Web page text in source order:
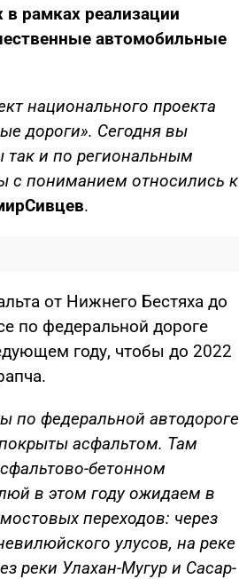
рамках реализации
автомобильные
национального проекта
дороги». Сегодня вы
так и по региональным
с пониманием относились к
Сивцев.
от Нижнего Бестяха до
по федеральной дороге
году, чтобы до 2022
по федеральной автодороге
асфальтом. Там
бетонном
в этом году ожидаем в
переходов: через
улусов, на реке
реки Улахан-Мугур и Сасар-